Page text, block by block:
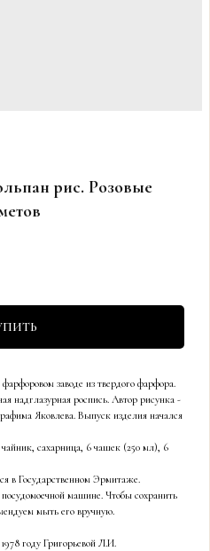
рис. Розовые
заводе из твердого фарфора.
надглазурная роспись. Автор рисунка -
Яковлева. Выпуск изделия начался
чайник, сахарница, 6 чашек (250 мл), 6
в Государственном Эрмитаже.
машине. Чтобы сохранить
мыть его вручную.
году Григорьевой Л.И.